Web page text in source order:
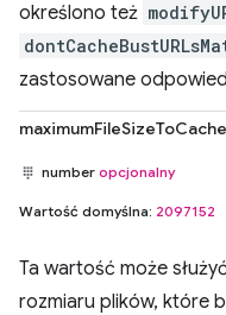
określono też
zastosowane
number opcjonalny
Wartość domyślna: 2097152
Ta wartość może
rozmiaru plików, które